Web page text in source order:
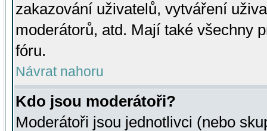
zakazování uživatelů, vytváření
moderátorů, atd. Mají také všechny
fóru.
Návrat nahoru
Kdo jsou moderátoři?
Moderátoři jsou jednotlivci (nebo